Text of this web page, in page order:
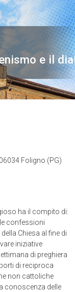
e il
Foligno (PG)
ha il compito di:
confessioni
Chiesa al fine di
iniziative
di preghiera
di reciproca
non cattoliche
conoscenza delle